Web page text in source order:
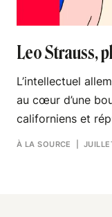
Leo Strauss,
L’intellectuel
au cœur d’une
californiens et
À LA SOURCE |